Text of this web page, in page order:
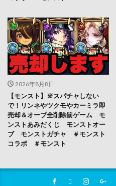
2026年8月8日
【モンスト】※スパチャしない
で！リンネやツクモやカーミラ即
売却＆オーブ全削除罰ゲーム モ
ンストあみだくじ モンストオー
ブ モンストガチャ ＃モンスト
コラボ ＃モンスト